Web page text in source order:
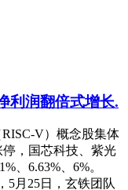
利润翻倍式增长.
V）概念股集体
停，国芯科技、紫光
、6.63%、6%。
月25日，玄铁团队